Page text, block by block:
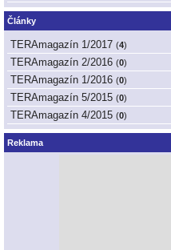
Články
TERAmagazín 1/2017 (4)
TERAmagazín 2/2016 (0)
TERAmagazín 1/2016 (0)
TERAmagazín 5/2015 (0)
TERAmagazín 4/2015 (0)
Reklama